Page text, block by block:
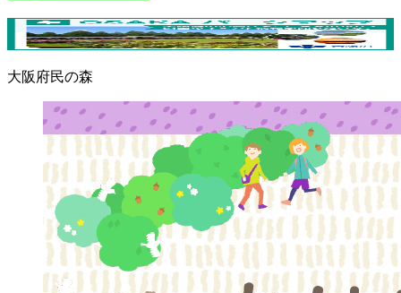
大阪府民の森